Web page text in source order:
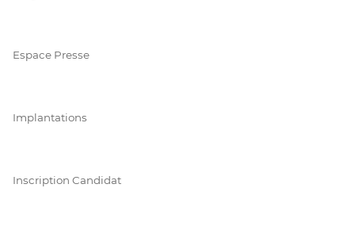
Espace Presse
Implantations
Inscription Candidat